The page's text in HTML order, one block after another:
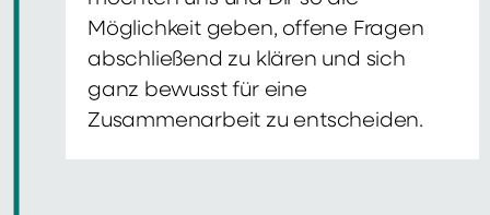
Möglichkeit geben, offene Fragen
abschließend zu klären und sich
ganz bewusst für eine
Zusammenarbeit zu entscheiden.